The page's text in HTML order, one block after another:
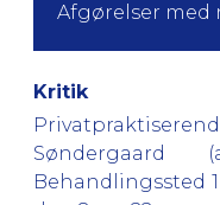
Afgørelser med
Kritik
Behandlingssted